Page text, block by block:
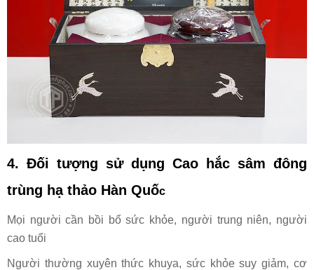
4. Đối tượng sử dụng Cao hắc sâm đông
trùng hạ thảo Hàn Quốc
Mọi người cần bồi bổ sức khỏe, người trung niên, người
cao tuổi
Người thường xuyên thức khuya, sức khỏe suy giảm, cơ